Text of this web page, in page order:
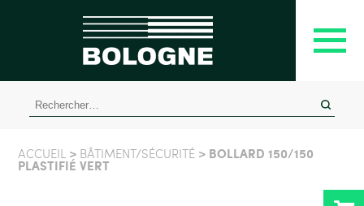
Rechercher :
ACCUEIL > BÂTIMENT/SÉCURITÉ > BOLLARD 150/150
PLASTIFIÉ VERT